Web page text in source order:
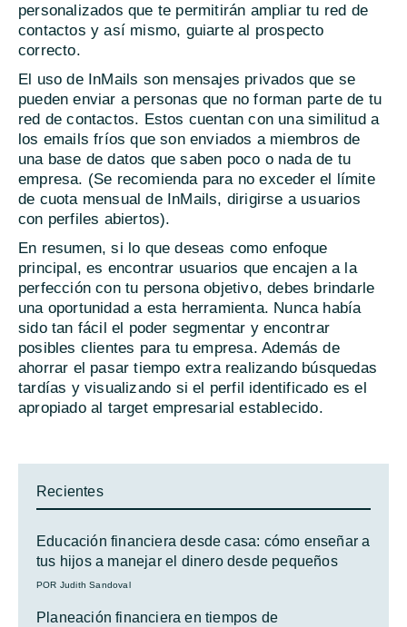
personalizados que te permitirán ampliar tu red de
contactos y así mismo, guiarte al prospecto
correcto.
El uso de InMails son mensajes privados que se
pueden enviar a personas que no forman parte de tu
red de contactos. Estos cuentan con una similitud a
los emails fríos que son enviados a miembros de
una base de datos que saben poco o nada de tu
empresa. (Se recomienda para no exceder el límite
de cuota mensual de InMails, dirigirse a usuarios
con perfiles abiertos).
En resumen, si lo que deseas como enfoque
principal, es encontrar usuarios que encajen a la
perfección con tu persona objetivo, debes brindarle
una oportunidad a esta herramienta. Nunca había
sido tan fácil el poder segmentar y encontrar
posibles clientes para tu empresa. Además de
ahorrar el pasar tiempo extra realizando búsquedas
tardías y visualizando si el perfil identificado es el
apropiado al target empresarial establecido.
Recientes
Educación financiera desde casa: cómo enseñar a
tus hijos a manejar el dinero desde pequeños
POR Judith Sandoval
Planeación financiera en tiempos de